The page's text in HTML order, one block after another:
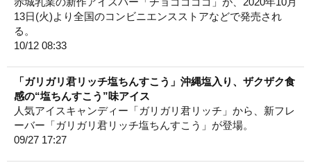
13日(火)より全国のコンビニエンスストアなどで発売され
る。
10/12 08:33
「ガリガリ君リッチ塩ちんすこう」沖縄塩入り、ザクザク食
感の“塩ちんすこう”味アイス
人気アイスキャンディー「ガリガリ君リッチ」から、新フレ
ーバー「ガリガリ君リッチ塩ちんすこう」が登場。
09/27 17:27